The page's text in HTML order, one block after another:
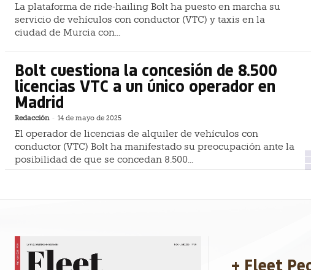
La plataforma de ride-hailing Bolt ha puesto en marcha su
servicio de vehículos con conductor (VTC) y taxis en la
ciudad de Murcia con...
Bolt cuestiona la concesión de 8.500
licencias VTC a un único operador en
Madrid
Redacción - 14 de mayo de 2025
El operador de licencias de alquiler de vehículos con
conductor (VTC) Bolt ha manifestado su preocupación ante la
posibilidad de que se concedan 8.500...
+ Fleet